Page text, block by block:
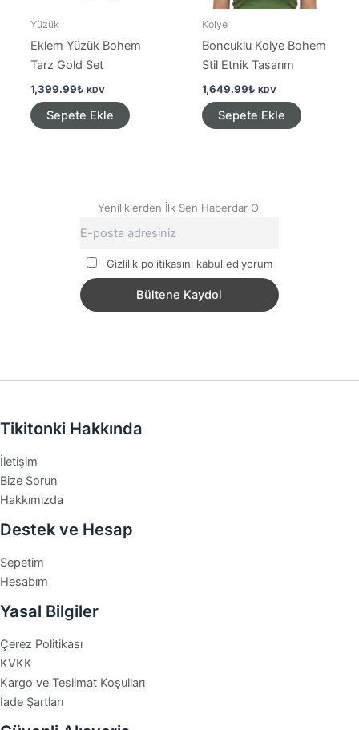
Yüzük
Eklem Yüzük Bohem
Tarz Gold Set
1,399.99₺ KDV
Sepete Ekle
Kolye
Boncuklu Kolye Bohem
Stil Etnik Tasarım
1,649.99₺ KDV
Sepete Ekle
Yeniliklerden İlk Sen Haberdar Ol
Gizlilik politikasını kabul ediyorum
Tikitonki Hakkında
İletişim
Bize Sorun
Hakkımızda
Destek ve Hesap
Sepetim
Hesabım
Yasal Bilgiler
Çerez Politikası
KVKK
Kargo ve Teslimat Koşulları
İade Şartları